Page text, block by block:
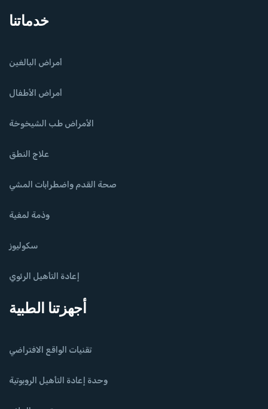
خدماتنا
أمراض البالغين
أمراض الأطفال
الأمراض طب الشيخوخة
علاج النطق
صحة القدم واضطرابات المشي
وذمة لمفية
سكوليوز
إعادة التأهيل الرئوي
أجهزتنا الطبية
تقنيات الواقع الافتراضي
وحدة إعادة التأهيل الروبوتية